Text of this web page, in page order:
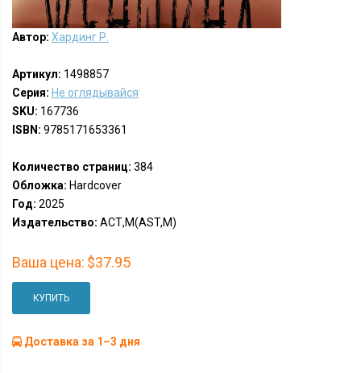
Автор: Хардинг Р.
Артикул: 1498857
Серия: Не оглядывайся
SKU: 167736
ISBN: 9785171653361
Количество страниц: 384
Обложка: Hardcover
Год: 2025
Издательство: АСТ,М(AST,M)
Ваша цена: $37.95
КУПИТЬ
Доставка за 1–3 дня